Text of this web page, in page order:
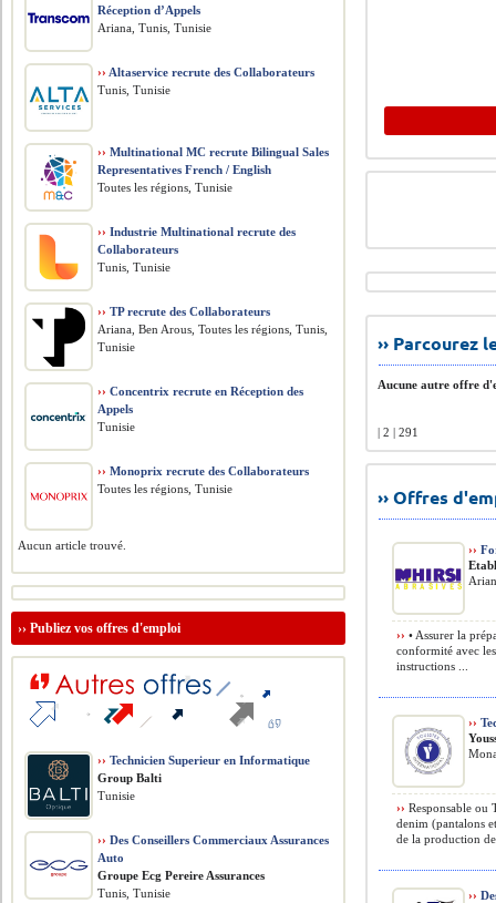
››
Aucune autre offre
| 2 | 291
›› Offres
››
›› • Assurer la
conformité avec
instructions ...
››
›› Responsable ou
denim (pantalons
de la production
››
Réception d’Appels
Ariana, Tunis, Tunisie
›› Altaservice recrute des Collaborateurs
Tunis, Tunisie
›› Multinational MC recrute Bilingual Sales
Representatives French / English
Toutes les régions, Tunisie
›› Industrie Multinational recrute des
Collaborateurs
Tunis, Tunisie
›› TP recrute des Collaborateurs
Ariana, Ben Arous, Toutes les régions, Tunis,
Tunisie
›› Concentrix recrute en Réception des
Appels
Tunisie
›› Monoprix recrute des Collaborateurs
Toutes les régions, Tunisie
Aucun article trouvé.
››Publiez vos offres d'emploi
›› Technicien Superieur en Informatique
Group Balti
Tunisie
›› Des Conseillers Commerciaux Assurances
Auto
Groupe Ecg Pereire Assurances
Tunis, Tunisie